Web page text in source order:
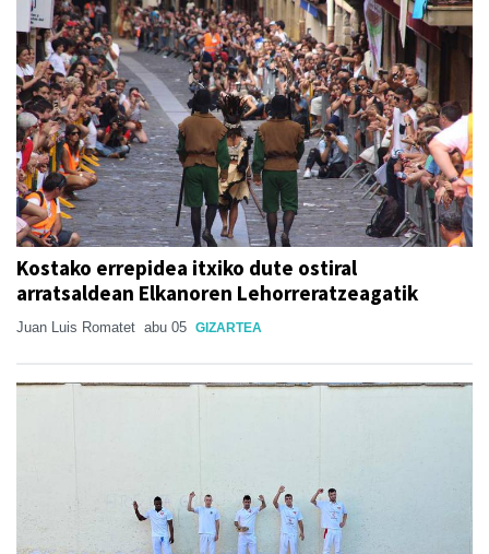
Kostako errepidea itxiko dute ostiral
arratsaldean Elkanoren Lehorreratzeagatik
Juan Luis Romatet abu 05 GIZARTEA